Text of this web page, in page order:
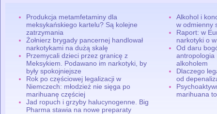
Produkcja metamfetaminy dla
meksykańskiego kartelu? Są kolejne
zatrzymania
Żołnierz brygady pancernej handlował
narkotykami na dużą skalę
Przemycali dzieci przez granicę z
Meksykiem. Podawano im narkotyki, by
były spokojniejsze
Rok po częściowej legalizacji w
Niemczech: młodzież nie sięga po
marihuanę częściej
Jad ropuch i grzyby halucynogenne. Big
Pharma stawia na nowe preparaty
Alkohol i
w odmienny
Raport: w
narkotyki o
Od daru
antropologia
alkoholem
Dlaczego
od
marihuana